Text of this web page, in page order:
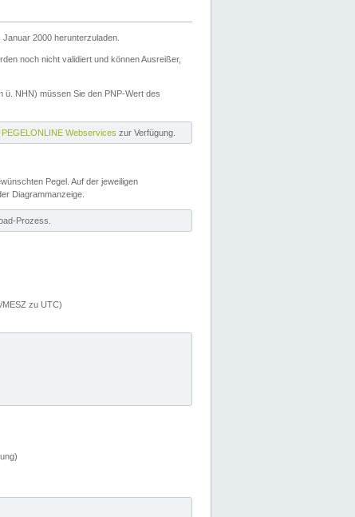
2000 herunterzuladen.
noch nicht validiert und können Ausreißer,
ü. NHN) müssen Sie den PNP-Wert des
PEGELONLINE Webservices zur Verfügung.
Pegel. Auf der jeweiligen
Diagrammanzeige.
Prozess.
zu UTC)